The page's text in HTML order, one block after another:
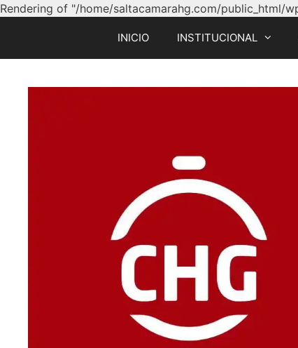
Rendering of "/home/saltacamarahg.com/public_html/
INICIO INSTITUCIONAL